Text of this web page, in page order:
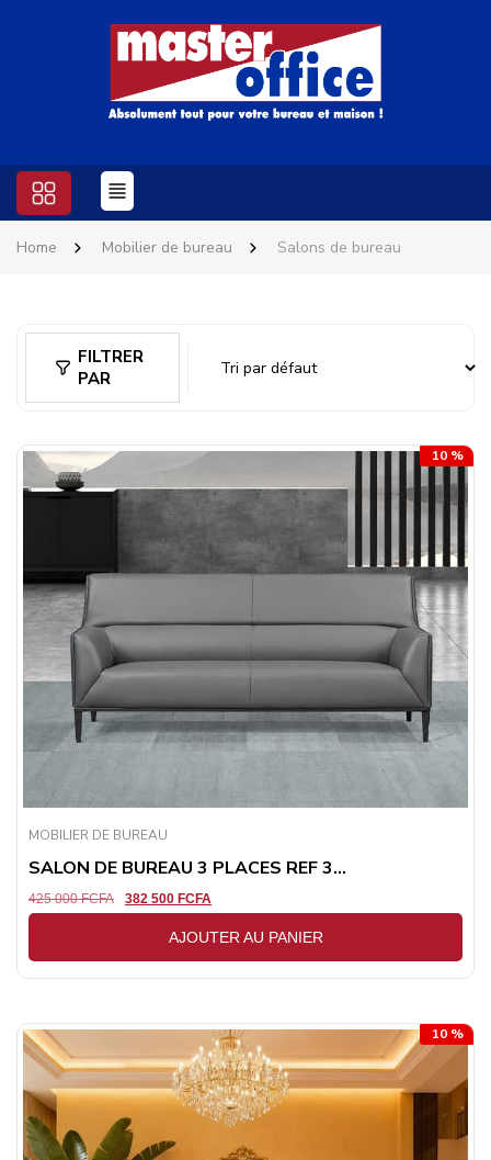
Home Mobilier de bureau Salons de bureau
FILTRER
PAR
10 %
MOBILIER DE BUREAU
SALON DE BUREAU 3 PLACES REF 3...
425 000FCFA 382 500 FCFA
AJOUTER AU PANIER
10 %